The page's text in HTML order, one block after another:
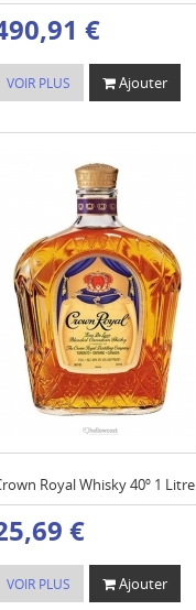
€
VOIR PLUS Ajouter
Royal Whisky 40º 1 Litre
€
VOIR PLUS Ajouter